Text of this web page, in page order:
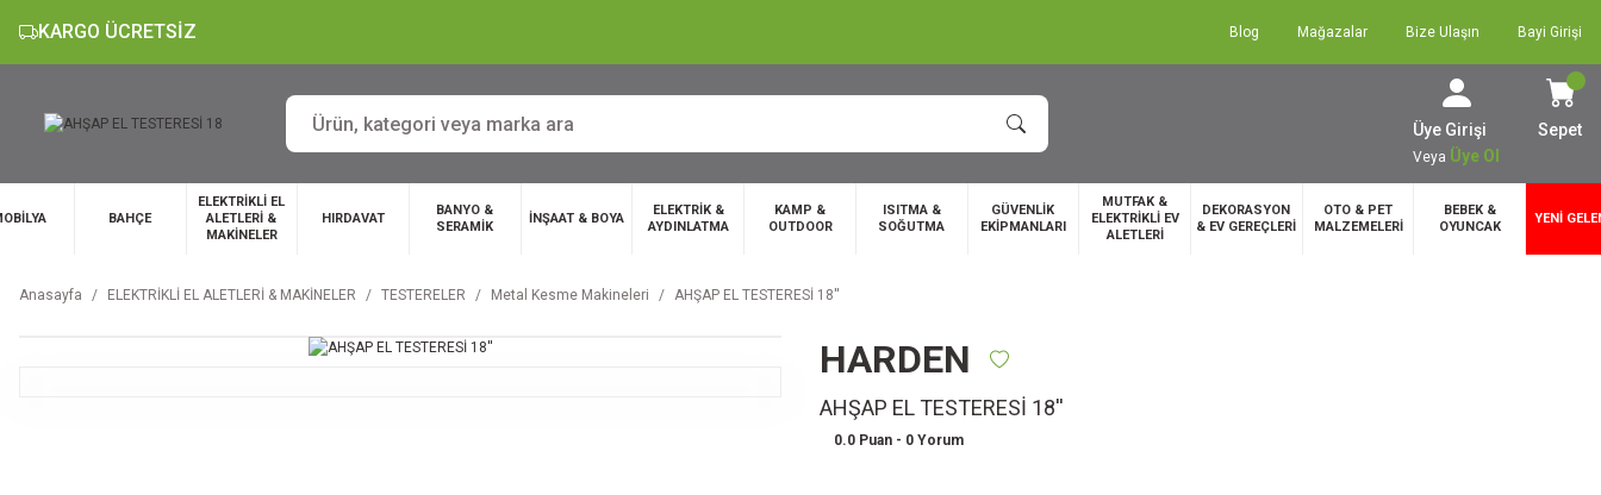
KARGO ÜCRETSİZ Blog Mağazalar Bize Ulaşın Bayi Girişi
Üye Girişi
Veya Üye Ol
Sepet
BAHÇE
ELEKTRİKLİ EL
ALETLERİ &
MAKİNELER
HIRDAVAT
BANYO &
SERAMİK
İNŞAAT & BOYA
ELEKTRİK &
AYDINLATMA
KAMP &
OUTDOOR
ISITMA &
SOĞUTMA
GÜVENLİK
EKİPMANLARI
MUTFAK &
ELEKTRİKLİ EV
ALETLERİ
DEKORASYON
& EV GEREÇLERİ
OTO & PET
MALZEMELERİ
BEBEK &
OYUNCAK
YENİ
Anasayfa ELEKTRİKLİ EL ALETLERİ & MAKİNELER TESTERELER Metal Kesme Makineleri AHŞAP EL TESTERESİ 18''
HARDEN
AHŞAP EL TESTERESİ 18''
0.0 Puan - 0 Yorum